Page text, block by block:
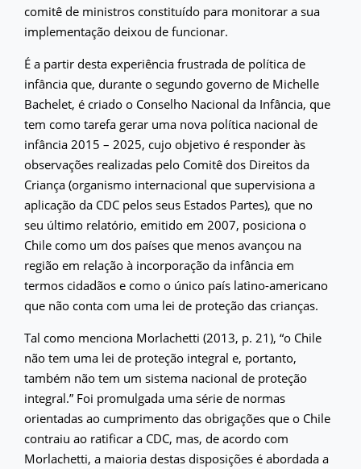
comitê de ministros constituído para monitorar a sua
implementação deixou de funcionar.
É a partir desta experiência frustrada de política de
infância que, durante o segundo governo de Michelle
Bachelet, é criado o Conselho Nacional da Infância, que
tem como tarefa gerar uma nova política nacional de
infância 2015 – 2025, cujo objetivo é responder às
observações realizadas pelo Comitê dos Direitos da
Criança (organismo internacional que supervisiona a
aplicação da CDC pelos seus Estados Partes), que no
seu último relatório, emitido em 2007, posiciona o
Chile como um dos países que menos avançou na
região em relação à incorporação da infância em
termos cidadãos e como o único país latino-americano
que não conta com uma lei de proteção das crianças.
Tal como menciona Morlachetti (2013, p. 21), “o Chile
não tem uma lei de proteção integral e, portanto,
também não tem um sistema nacional de proteção
integral.” Foi promulgada uma série de normas
orientadas ao cumprimento das obrigações que o Chile
contraiu ao ratificar a CDC, mas, de acordo com
Morlachetti, a maioria destas disposições é abordada a